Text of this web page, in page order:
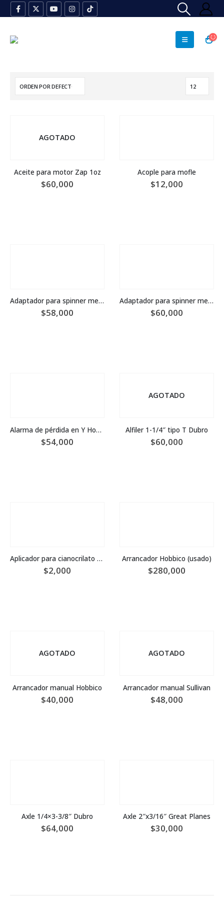
AGOTADO
Aceite para motor Zap 1oz
$60,000
Acople para mofle
$12,000
Adaptador para spinner metálico 1/4″ Great Planes
$58,000
Adaptador para spinner metálico Dave Brown Products
$60,000
Alarma de pérdida en Y Hobbyking
$54,000
AGOTADO
Alfiler 1-1/4″ tipo T Dubro
$60,000
Aplicador para cianocrilato Hobbyking
$2,000
Arrancador Hobbico (usado)
$280,000
AGOTADO
Arrancador manual Hobbico
$40,000
AGOTADO
Arrancador manual Sullivan
$48,000
Axle 1/4×3-3/8″ Dubro
$64,000
Axle 2″x3/16″ Great Planes
$30,000